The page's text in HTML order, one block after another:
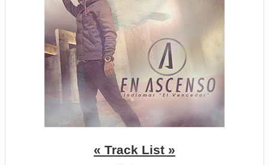
« Track List »